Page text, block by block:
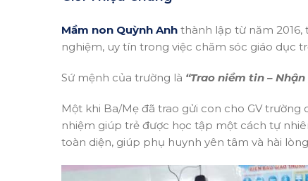
Mầm non Quỳnh Anh thành lập từ năm 2016,
nghiệm, uy tín trong việc chăm sóc giáo dục
Sứ mệnh của trường là “Trao niềm tin –
Một khi Ba/Mẹ đã trao gửi con cho GV
nhiệm giúp trẻ được học tập một cách tự
toàn diện, giúp phụ huynh yên tâm và hài